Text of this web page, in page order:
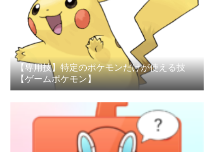
【専用技】特定のポケモンだけが使える技
【ゲームポケモン】